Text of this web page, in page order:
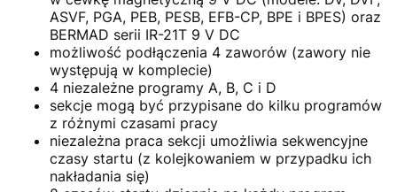
ASVF, PGA, PEB, PESB, EFB-CP, BPE i BPES) oraz
BERMAD serii IR-21T 9 V DC
możliwość podłączenia 4 zaworów (zawory nie
występują w komplecie)
4 niezależne programy A, B, C i D
sekcje mogą być przypisane do kilku programów
z różnymi czasami pracy
niezależna praca sekcji umożliwia sekwencyjne
czasy startu (z kolejkowaniem w przypadku ich
nakładania się)